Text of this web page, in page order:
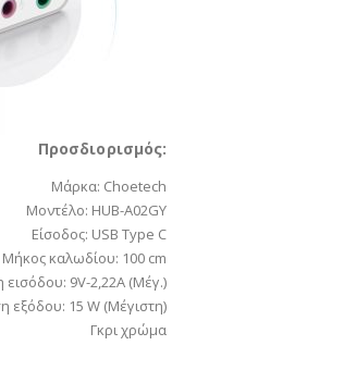
Προσδιορισμός:
Μάρκα: Choetech
Μοντέλο: HUB-A02GY
Είσοδος: USB Type C
Μήκος καλωδίου: 100 cm
εισόδου: 9V-2,22A (Μέγ.)
εξόδου: 15 W (Μέγιστη)
Γκρι χρώμα